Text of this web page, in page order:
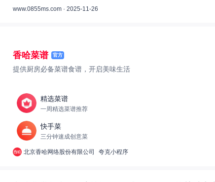
www.0855ms.com · 2025-11-26
香哈菜谱 官方
提供厨房必备菜谱食谱，开启美味生活
精选菜谱
一周精选菜谱推荐
快手菜
三分钟速成创意菜
北京香哈网络股份有限公司 夸克小程序